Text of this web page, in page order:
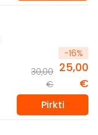
-16%
30,00
€
25,00
€
Pirkti